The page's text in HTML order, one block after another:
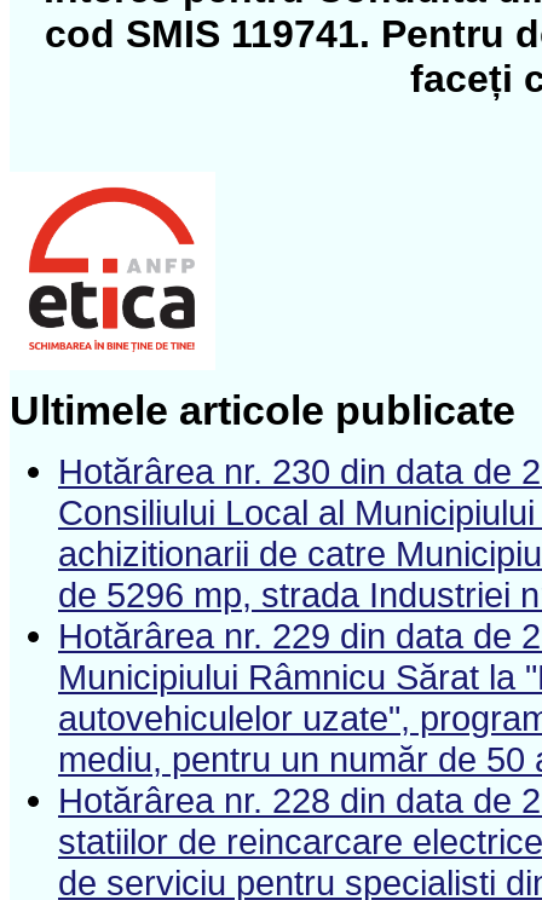
cod SMIS 119741.
faceți
Ultimele articole publicate
Hotărârea nr. 230 din data de
Consiliului Local al
achizitionarii de catre
de 5296 mp, strada Industriei
Hotărârea nr. 229 din data de
Municipiului Râmnicu Sărat la
autovehiculelor uzate",
mediu, pentru un număr de 50
Hotărârea nr. 228 din data de
statiilor de reincarcare
de serviciu pentru specialisti